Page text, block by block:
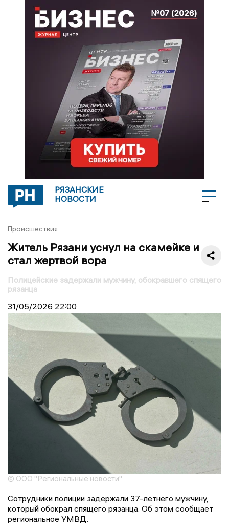
РЯЗАНСКИЕ
НОВОСТИ
Происшествия
Житель Рязани уснул на скамейке и
стал жертвой вора
Полицейские задержали мужчину, обокравшего спящего
рязанца
31/05/2026 22:00
© ООО "Региональные новости"
Сотрудники полиции задержали 37-летнего мужчину,
который обокрал спящего рязанца. Об этом сообщает
региональное УМВД.